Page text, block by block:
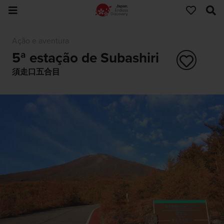
5ª estação de Subashiri
須走口五合目